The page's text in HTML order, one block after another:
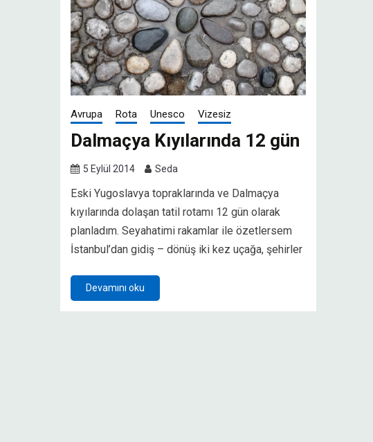
Avrupa Rota Unesco Vizesiz
Dalmaçya Kıyılarında 12 gün
5 Eylül 2014 Seda
Eski Yugoslavya topraklarında ve Dalmaçya
kıyılarında dolaşan tatil rotamı 12 gün olarak
planladım. Seyahatimi rakamlar ile özetlersem
İstanbul’dan gidiş – dönüş iki kez uçağa, şehirler
Devamını oku